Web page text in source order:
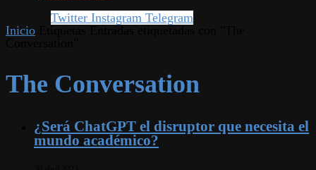
Twitter Instagram Telegram
Inicio
The Conversation
¿Será ChatGPT el disruptor que necesita el
mundo académico?